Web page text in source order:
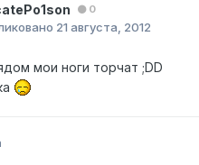
0
21 августа, 2012
мои ноги торчат ;DD